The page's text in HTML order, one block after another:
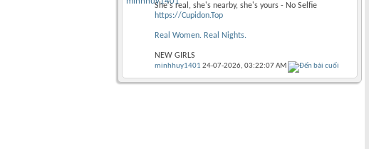
She's real, she's nearby, she's yours - No Selfie
https://Cupidon.Top
Real Women. Real Nights.
NEW GIRLS
minhhuy1401 24-07-2026, 03:22:07 AM